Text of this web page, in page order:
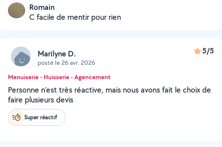
Romain
C facile de mentir pour rien
Marilyne D.
posté le 26 avr. 2026
5/5
Menuiserie - Huisserie - Agencement
Personne n’est très réactive, mais nous avons fait le choix de
faire plusieurs devis
Super réactif